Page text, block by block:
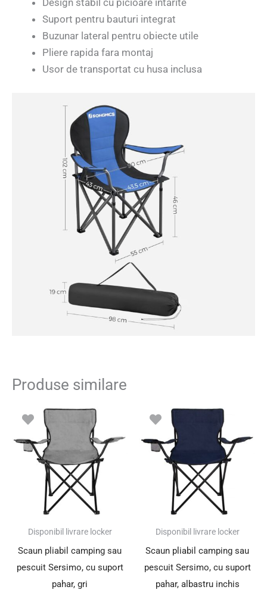
Design stabil cu picioare intarite
Suport pentru bauturi integrat
Buzunar lateral pentru obiecte utile
Pliere rapida fara montaj
Usor de transportat cu husa inclusa
Produse similare
Disponibil livrare locker
Scaun pliabil camping sau
pescuit Sersimo, cu suport
pahar, gri
Disponibil livrare locker
Scaun pliabil camping sau
pescuit Sersimo, cu suport
pahar, albastru inchis